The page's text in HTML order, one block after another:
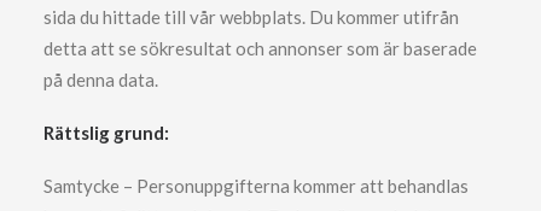
sida du hittade till vår webbplats. Du kommer utifrån
detta att se sökresultat och annonser som är baserade
på denna data.
Rättslig grund:
Samtycke – Personuppgifterna kommer att behandlas